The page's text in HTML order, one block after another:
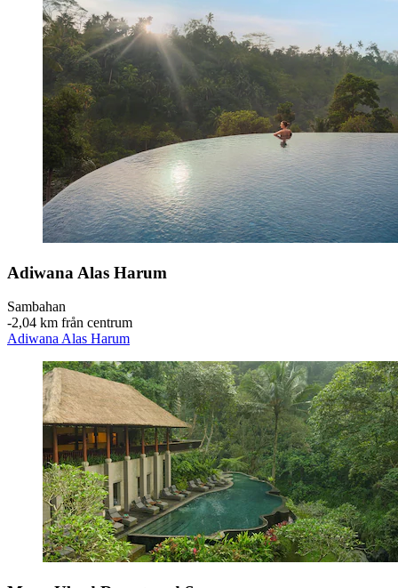
Adiwana Alas Harum
Sambahan
‐2,04 km från centrum
Adiwana Alas Harum